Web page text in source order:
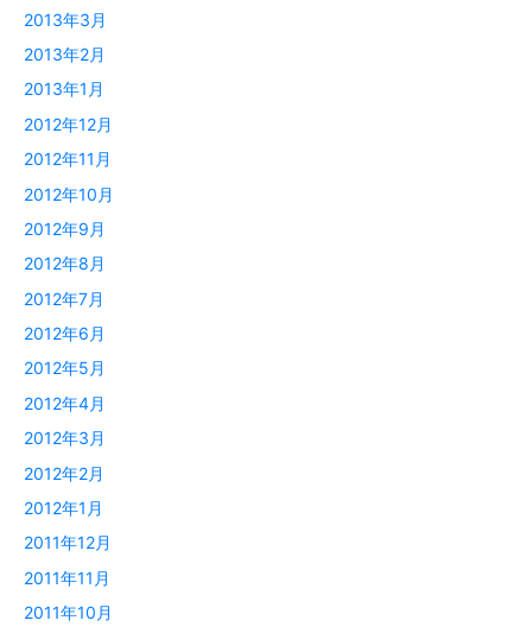
2013年3月
2013年2月
2013年1月
2012年12月
2012年11月
2012年10月
2012年9月
2012年8月
2012年7月
2012年6月
2012年5月
2012年4月
2012年3月
2012年2月
2012年1月
2011年12月
2011年11月
2011年10月